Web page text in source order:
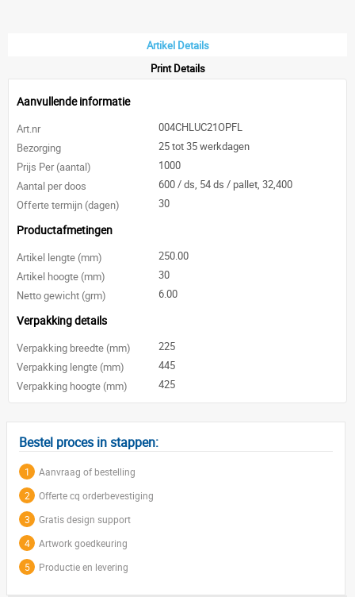
Artikel Details
Print Details
Aanvullende informatie
Art.nr
004CHLUC21OPFL
Bezorging
25 tot 35 werkdagen
Prijs Per (aantal)
1000
Aantal per doos
600 / ds, 54 ds / pallet, 32,400
Offerte termijn (dagen)
30
Productafmetingen
Artikel lengte (mm)
250.00
Artikel hoogte (mm)
30
Netto gewicht (grm)
6.00
Verpakking details
Verpakking breedte (mm)
225
Verpakking lengte (mm)
445
Verpakking hoogte (mm)
425
Bestel proces in stappen:
1
Aanvraag of bestelling
2
Offerte cq orderbevestiging
3
Gratis design support
4
Artwork goedkeuring
5
Productie en levering